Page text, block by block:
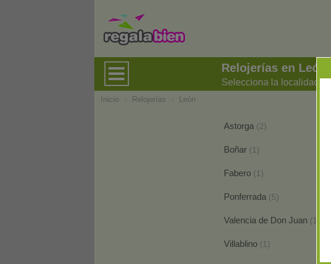
Relojerías en León
Selecciona la localidad
Inicio Relojerías León
Astorga (2)
Boñar (1)
Fabero (1)
Ponferrada (5)
Valencia de Don Juan (1)
Villablino (1)